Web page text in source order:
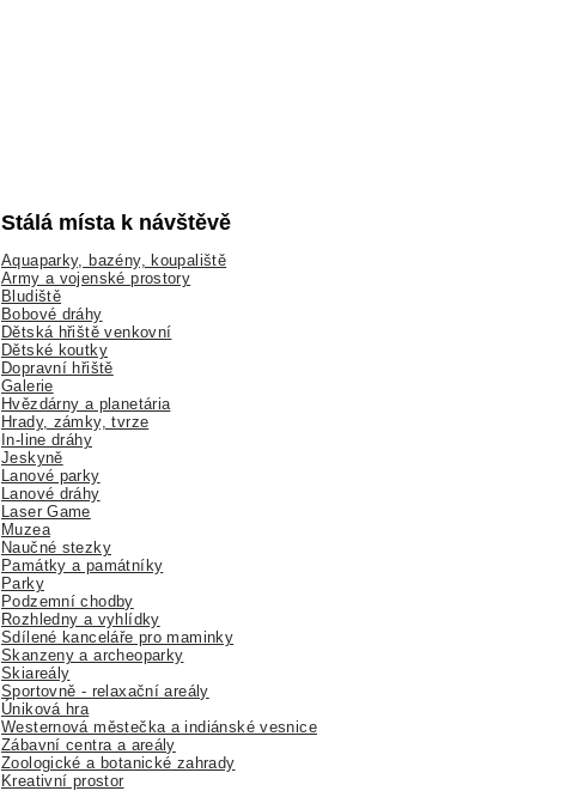
Stálá místa k návštěvě
Aquaparky, bazény, koupaliště
Army a vojenské prostory
Bludiště
Bobové dráhy
Dětská hřiště venkovní
Dětské koutky
Dopravní hřiště
Galerie
Hvězdárny a planetária
Hrady, zámky, tvrze
In-line dráhy
Jeskyně
Lanové parky
Lanové dráhy
Laser Game
Muzea
Naučné stezky
Památky a památníky
Parky
Podzemní chodby
Rozhledny a vyhlídky
Sdílené kanceláře pro maminky
Skanzeny a archeoparky
Skiareály
Sportovně - relaxační areály
Úniková hra
Westernová městečka a indiánské vesnice
Zábavní centra a areály
Zoologické a botanické zahrady
Kreativní prostor